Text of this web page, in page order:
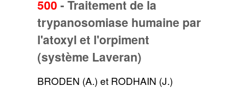
500 -Traitement de la
trypanosomiase humaine par
l'atoxyl et l'orpiment
(système Laveran)
BRODEN (A.) et RODHAIN (J.)